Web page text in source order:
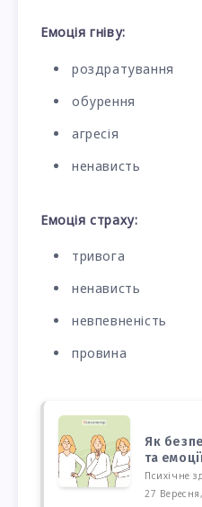
Емоція гніву:
роздратування
обурення
агресія
ненависть
Емоція страху:
тривога
ненависть
невпевненість
провина
Як
та
Психічне
27